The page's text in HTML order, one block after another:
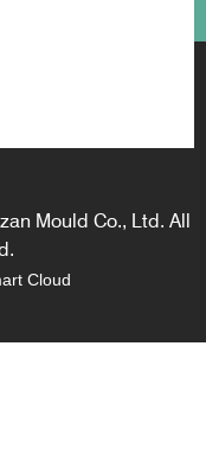
Mould Co., Ltd. All
Cloud